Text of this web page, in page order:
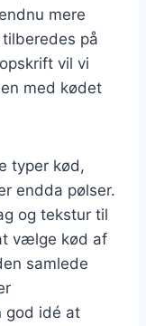
mere
på
vil vi
med kødet
typer kød,
endda pølser.
og tekstur til
vælge kød af
samlede
god idé at